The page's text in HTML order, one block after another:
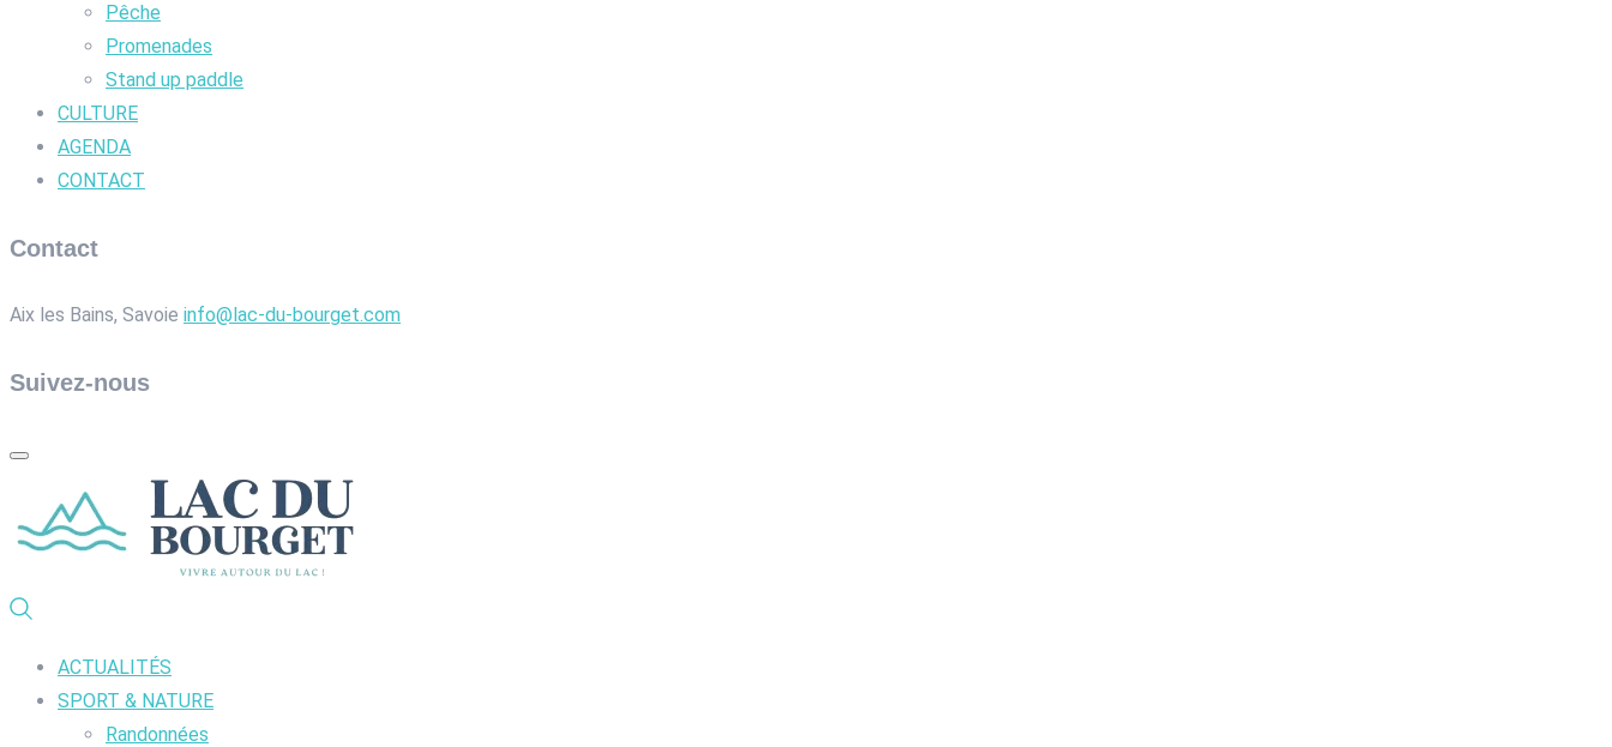
Pêche
Promenades
Stand up paddle
CULTURE
AGENDA
CONTACT
Contact
Aix les Bains, Savoie info@lac-du-bourget.com
Suivez-nous
ACTUALITÉS
SPORT & NATURE
Randonnées